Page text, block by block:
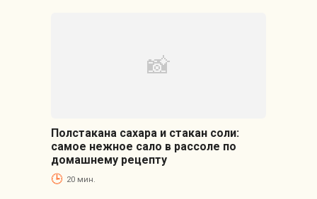
Полстакана сахара и стакан соли:
самое нежное сало в рассоле по
домашнему рецепту
20 мин.